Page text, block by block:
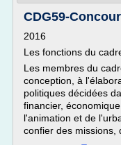
CDG59-
2016
Les fonctions du
Les membres du
conception, à
politiques décidées
financier,
l'animation et de
confier des missions,